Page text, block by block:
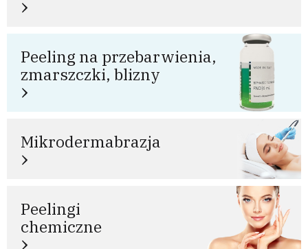
Peeling na przebarwienia,
zmarszczki, blizny
Mikrodermabrazja
Peelingi
chemiczne